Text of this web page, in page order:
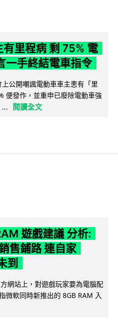
里程病 剩 75% 電
一手終結電車指令
公開嘲諷電動車車主患有「里
便發作，並重申已廢除電動車強
...
閱讀全文
遊戲建議 分析:
售鋪路 連自家
到
網站上，對遊戲玩家要為電腦配
微軟同時新推出的 8GB RAM 入